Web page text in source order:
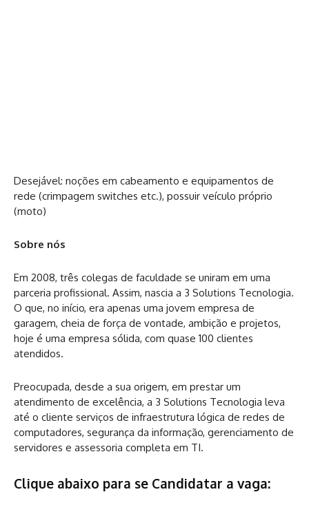
Desejável: noções em cabeamento e equipamentos de
rede (crimpagem switches etc.), possuir veículo próprio
(moto)
Sobre nós
Em 2008, três colegas de faculdade se uniram em uma
parceria profissional. Assim, nascia a 3 Solutions Tecnologia.
O que, no início, era apenas uma jovem empresa de
garagem, cheia de força de vontade, ambição e projetos,
hoje é uma empresa sólida, com quase 100 clientes
atendidos.
Preocupada, desde a sua origem, em prestar um
atendimento de excelência, a 3 Solutions Tecnologia leva
até o cliente serviços de infraestrutura lógica de redes de
computadores, segurança da informação, gerenciamento de
servidores e assessoria completa em TI.
Clique abaixo para se Candidatar a vaga: